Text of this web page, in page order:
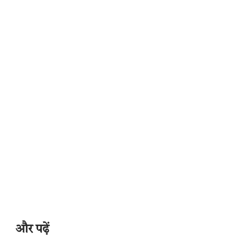
और पढ़ें